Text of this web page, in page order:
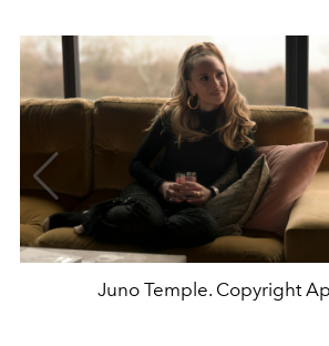
Juno Temple. Copyright